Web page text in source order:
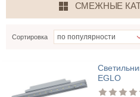
СМЕЖНЫЕ
Сортировка
EGLO